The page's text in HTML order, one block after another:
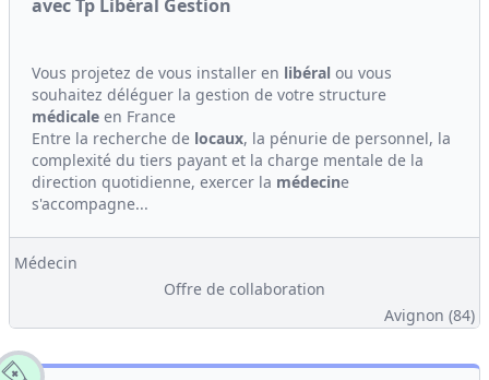
avec Tp Libéral Gestion
Vous projetez de vous installer en libéral ou vous
souhaitez déléguer la gestion de votre structure
médicale en France
Entre la recherche de locaux, la pénurie de personnel, la
complexité du tiers payant et la charge mentale de la
direction quotidienne, exercer la médecine
s'accompagne...
Médecin
Offre de collaboration
Avignon (84)